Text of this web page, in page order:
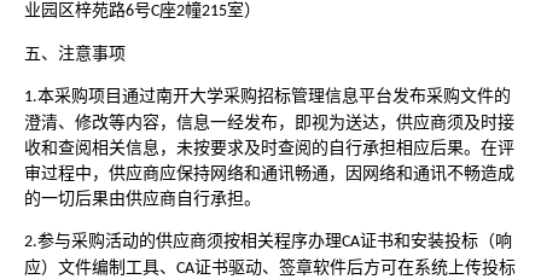
业园区梓苑路6号C座2幢215室）
五、注意事项
1.本采购项目通过南开大学采购招标管理信息平台发布采购文件的
澄清、修改等内容，信息一经发布，即视为送达，供应商须及时接
收和查阅相关信息，未按要求及时查阅的自行承担相应后果。在评
审过程中，供应商应保持网络和通讯畅通，因网络和通讯不畅造成
的一切后果由供应商自行承担。
2.参与采购活动的供应商须按相关程序办理CA证书和安装投标（响
应）文件编制工具、 CA证书驱动、签章软件后方可在系统上传投标